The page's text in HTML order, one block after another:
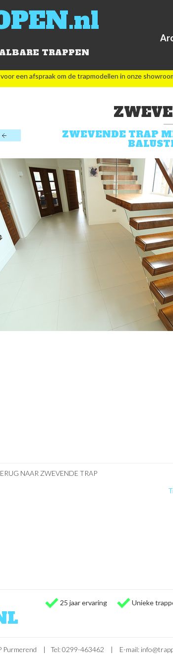
TRAPPEN
een afspraak om de trapmodellen in onze
ZWEVENDE TRAP
NAAR ZWEVENDE TRAP
25 jaar ervaring Unieke
Purmerend | Tel: 0299-463462 | E-mail: